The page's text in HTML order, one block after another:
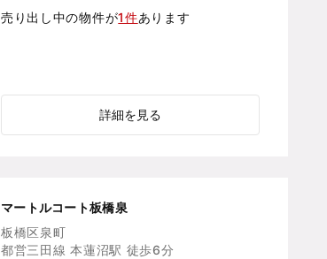
売り出し中の物件が1件あります
詳細を見る
マートルコート板橋泉
板橋区泉町
都営三田線 本蓮沼駅 徒歩6分